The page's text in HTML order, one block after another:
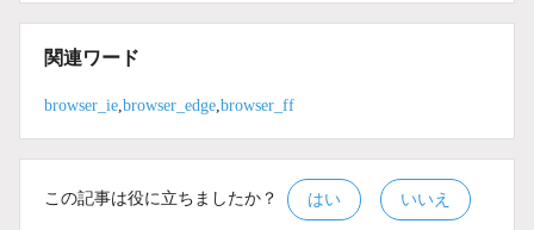
関連ワード
browser_ie browser_edge browser_ff
この記事は役に立ちましたか？ はい いいえ